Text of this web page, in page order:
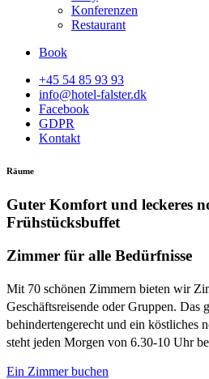
Konferenzen
Restaurant
Book
+45 54 85 93 93
info@hotel-falster.dk
Facebook
GDPR
Kontakt
Räume
Guter Komfort und leckeres
Frühstücksbuffet
Zimmer für alle Bedürfnisse
Mit 70 schönen Zimmern bieten wir
Geschäftsreisende oder Gruppen. Das
behindertengerecht und ein köstliches
steht jeden Morgen von 6.30-10 Uhr
Ein Zimmer buchen